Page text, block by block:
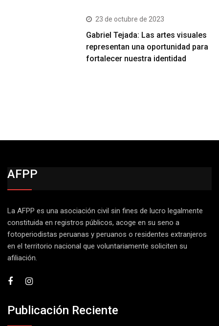
23 de octubre de 2023
Gabriel Tejada: Las artes visuales
representan una oportunidad para
fortalecer nuestra identidad
AFPP
La AFPP es una asociación civil sin fines de lucro legalmente
constituida en registros públicos, acoge en su seno a
fotoperiodistas peruanas y peruanos o residentes extranjeros
en el territorio nacional que voluntariamente soliciten su
afiliación.
Publicación Reciente